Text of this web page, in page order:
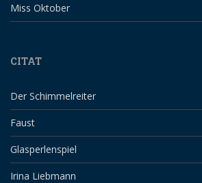
Miss Oktober
CITAT
Der Schimmelreiter
Faust
Glasperlenspiel
Irina Liebmann